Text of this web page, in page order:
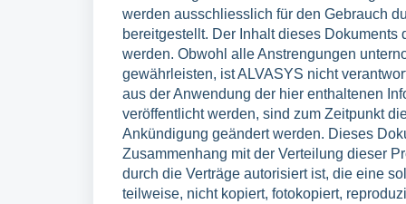
werden ausschliesslich für den Gebrauch
bereitgestellt. Der Inhalt dieses
werden. Obwohl alle Anstrengungen
gewährleisten, ist ALVASYS nicht
aus der Anwendung der hier enthaltenen
veröffentlicht werden, sind zum Zeitpunkt
Ankündigung geändert werden. Dieses
Zusammenhang mit der Verteilung dieser
durch die Verträge autorisiert ist, die eine
teilweise, nicht kopiert, fotokopiert,